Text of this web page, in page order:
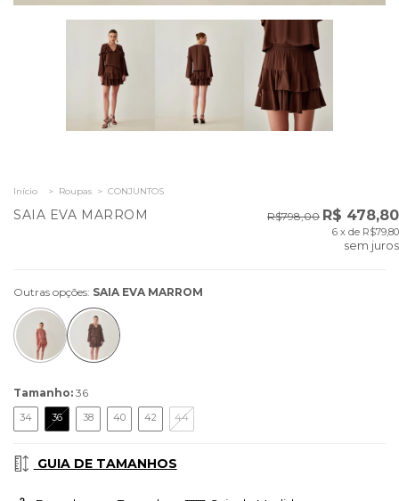
Início > Roupas > CONJUNTOS
SAIA EVA MARROM R$798,00 R$ 478,80
6 x de R$79,80
sem juros
Outras opções: SAIA EVA MARROM
Tamanho: 36
34 36 38 40 42 44
GUIA DE TAMANHOS